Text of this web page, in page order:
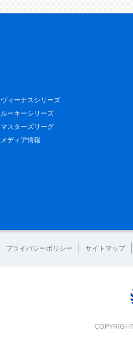
ヴィーナスシリーズ
ルーキーシリーズ
マスターズリーグ
メディア情報
プライバシーポリシー サイトマップ